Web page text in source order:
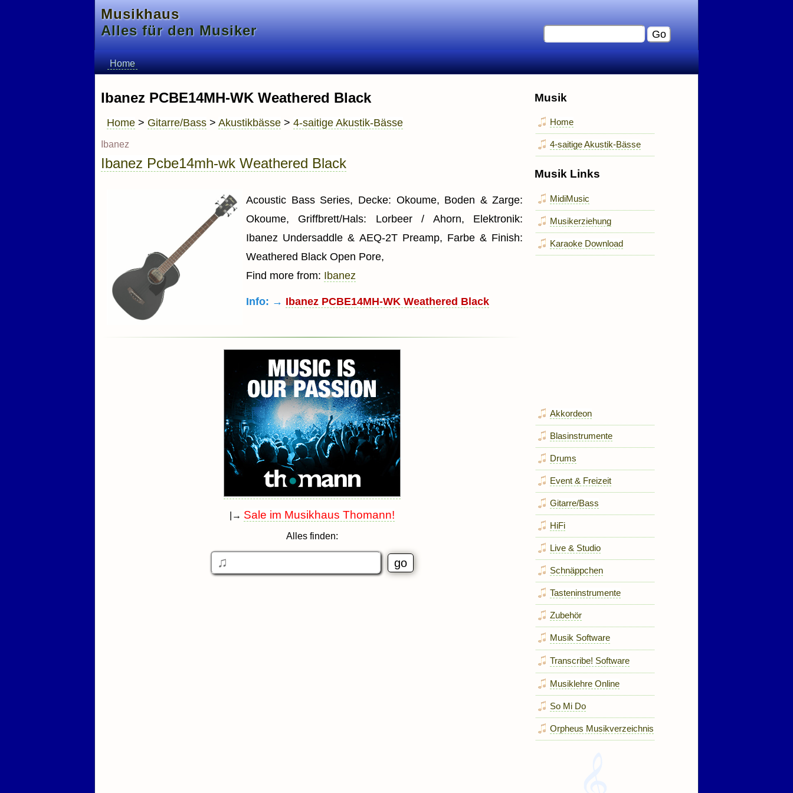
Musikhaus
Alles für den Musiker
Home
Ibanez PCBE14MH-WK Weathered Black
Home > Gitarre/Bass > Akustikbässe > 4-saitige Akustik-Bässe
Ibanez
Ibanez Pcbe14mh-wk Weathered Black
Acoustic Bass Series, Decke: Okoume, Boden & Zarge:
Okoume, Griffbrett/Hals: Lorbeer / Ahorn, Elektronik:
Ibanez Undersaddle & AEQ-2T Preamp, Farbe & Finish:
Weathered Black Open Pore,
Find more from: Ibanez
Info: → Ibanez PCBE14MH-WK Weathered Black
|→ Sale im Musikhaus Thomann!
Alles finden:
Musik
Home
4-saitige Akustik-Bässe
Musik Links
MidiMusic
Musikerziehung
Karaoke Download
Akkordeon
Blasinstrumente
Drums
Event & Freizeit
Gitarre/Bass
HiFi
Live & Studio
Schnäppchen
Tasteninstrumente
Zubehör
Musik Software
Transcribe! Software
Musiklehre Online
So Mi Do
Orpheus Musikverzeichnis